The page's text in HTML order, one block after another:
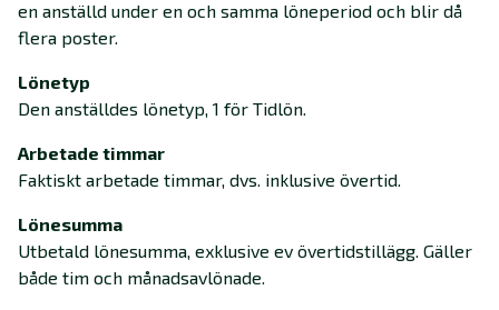
en anställd under en och samma löneperiod och blir då
flera poster.
Lönetyp
Den anställdes lönetyp, 1 för Tidlön.
Arbetade timmar
Faktiskt arbetade timmar, dvs. inklusive övertid.
Lönesumma
Utbetald lönesumma, exklusive ev övertidstillägg. Gäller
både tim och månadsavlönade.